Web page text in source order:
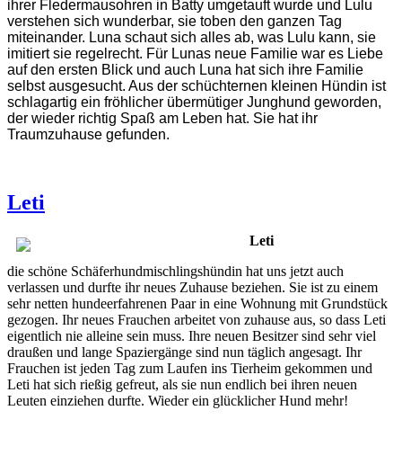
ihrer Fledermausohren in Batty umgetauft wurde und Lulu
verstehen sich wunderbar, sie toben den ganzen Tag
miteinander. Luna schaut sich alles ab, was Lulu kann, sie
imitiert sie regelrecht. Für Lunas neue Familie war es Liebe
auf den ersten Blick und auch Luna hat sich ihre Familie
selbst ausgesucht. Aus der schüchternen kleinen Hündin ist
schlagartig ein fröhlicher übermütiger Junghund geworden,
der wieder richtig Spaß am Leben hat. Sie hat ihr
Traumzuhause gefunden.
Leti
Leti
die schöne Schäferhundmischlingshündin hat uns jetzt auch
verlassen und durfte ihr neues Zuhause beziehen. Sie ist zu einem
sehr netten hundeerfahrenen Paar in eine Wohnung mit Grundstück
gezogen. Ihr neues Frauchen arbeitet von zuhause aus, so dass Leti
eigentlich nie alleine sein muss. Ihre neuen Besitzer sind sehr viel
draußen und lange Spaziergänge sind nun täglich angesagt. Ihr
Frauchen ist jeden Tag zum Laufen ins Tierheim gekommen und
Leti hat sich rießig gefreut, als sie nun endlich bei ihren neuen
Leuten einziehen durfte. Wieder ein glücklicher Hund mehr!